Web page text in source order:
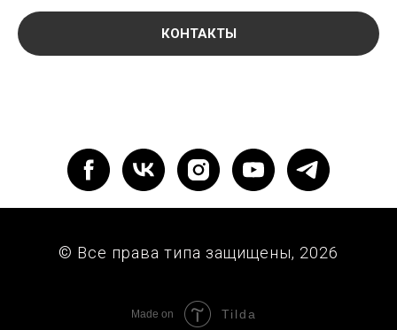
КОНТАКТЫ
© Все права типа защищены, 2026
Made on Tilda